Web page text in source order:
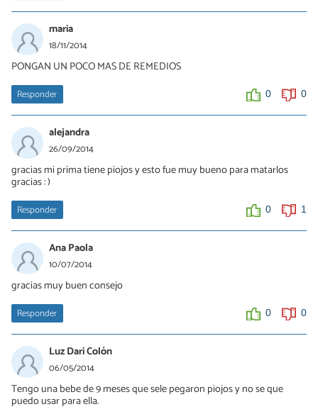
maria
18/11/2014
PONGAN UN POCO MAS DE REMEDIOS
Responder 0 0
alejandra
26/09/2014
gracias mi prima tiene piojos y esto fue muy bueno para matarlos
gracias : )
Responder 0 1
Ana Paola
10/07/2014
gracias muy buen consejo
Responder 0 0
Luz Dari Colón
06/05/2014
Tengo una bebe de 9 meses que sele pegaron piojos y no se que
puedo usar para ella.